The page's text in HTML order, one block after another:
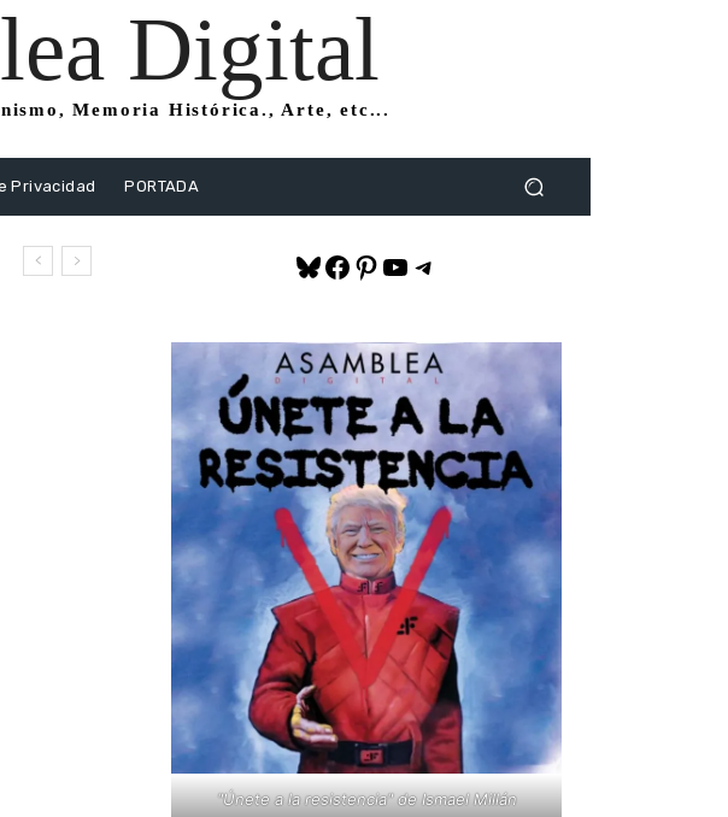
Digital
Memoria Histórica., Arte, etc...
Privacidad PORTADA
Bluesky
Facebook
Pinterest
YouTube
Telegram
"Únete a la resistencia" de Ismael Millán